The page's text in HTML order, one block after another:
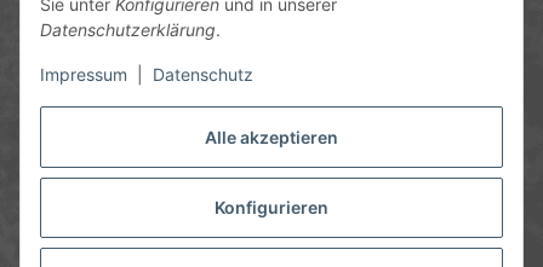
Alle akzeptieren
Konfigurieren
Sie unter Konfigurieren und in unserer
Datenschutzerklärung.
Impressum Datenschutz
info@chemics.eu
Gesetzliche Informationen
* Alle Preise inkl. gesetzlicher USt., zzgl.Versandund ggf.